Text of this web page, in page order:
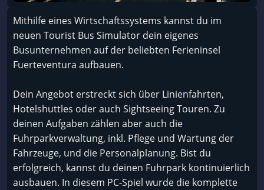
Mithilfe eines Wirtschaftssystems kannst du im
neuen Tourist Bus Simulator dein eigenes
Busunternehmen auf der beliebten Ferieninsel
Fuerteventura aufbauen.
Dein Angebot erstreckt sich über Linienfahrten,
Hotelshuttles oder auch Sightseeing Touren. Zu
deinen Aufgaben zählen aber auch die
Fuhrparkverwaltung, inkl. Pflege und Wartung der
Fahrzeuge, und die Personalplanung. Bist du
erfolgreich, kannst du deinen Fuhrpark kontinuierlich
ausbauen. In diesem PC-Spiel wurde die komplette